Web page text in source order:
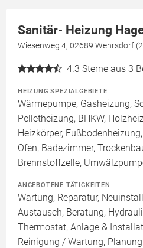
Sanitär- Heizung
Wiesenweg 4, 02689 Wehrsdorf
4.3 Sterne aus 3
HEIZUNG SPEZIALGEBIETE
Wärmepumpe, Gasheizung,
Pelletheizung, BHKW,
Heizkörper,
Ofen, Badezimmer,
Brennstoffzelle,
ANGEBOTENE TÄTIGKEITEN
Wartung, Reparatur,
Austausch, Beratung,
Thermostat, Anlage &
Reinigung / Wartung,